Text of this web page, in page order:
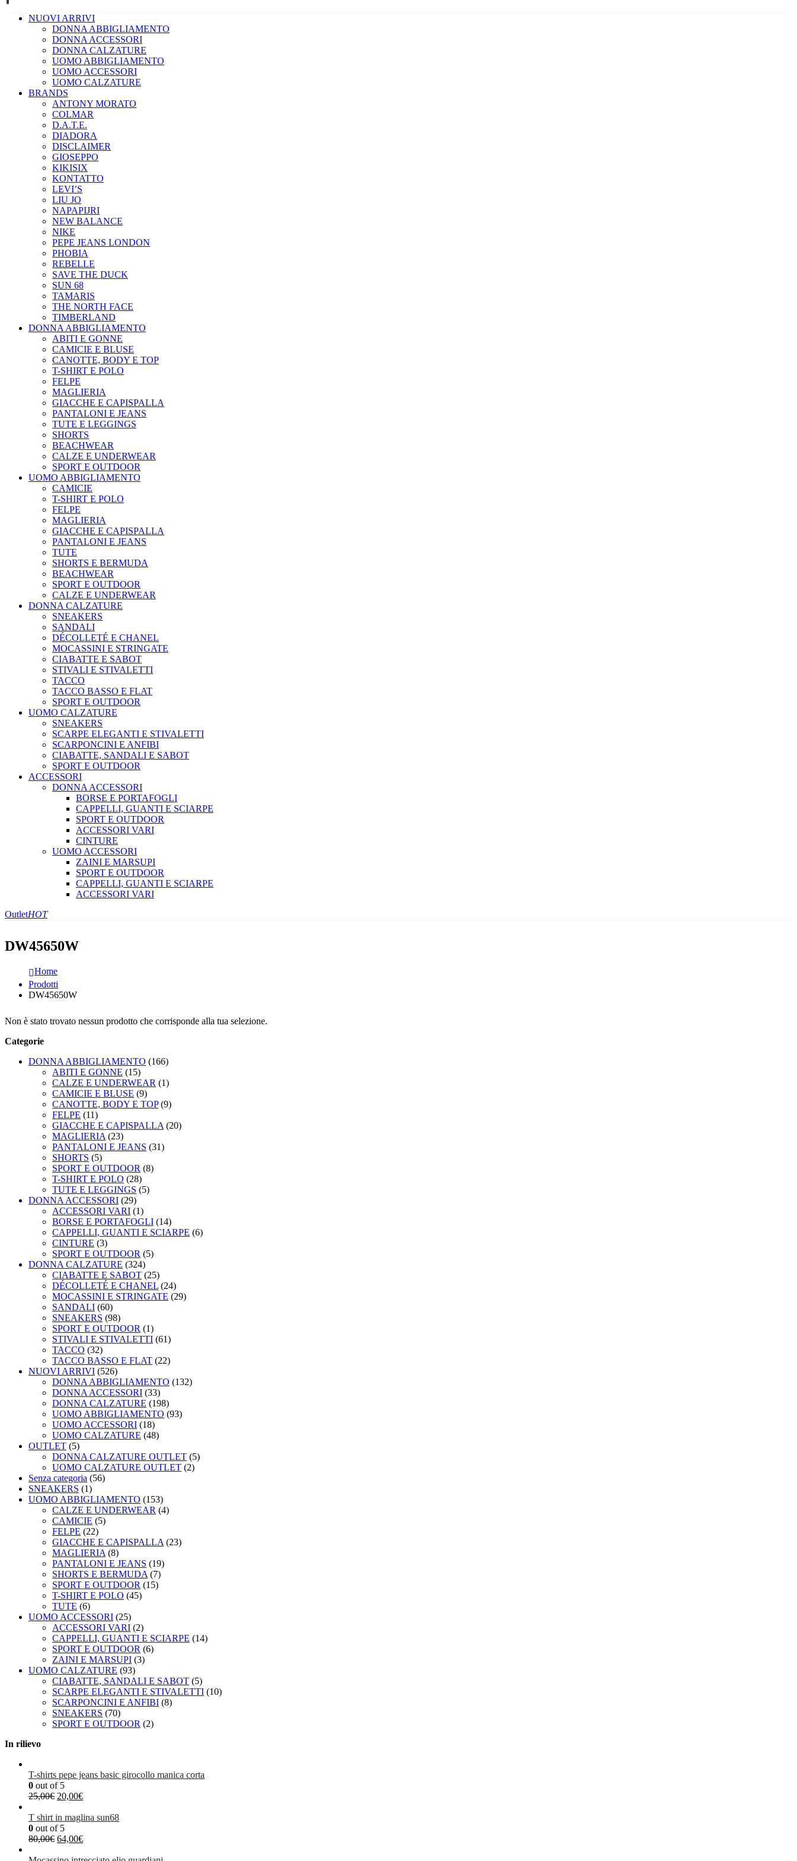
NUOVI ARRIVI
DONNA ABBIGLIAMENTO
DONNA ACCESSORI
DONNA CALZATURE
UOMO ABBIGLIAMENTO
UOMO ACCESSORI
UOMO CALZATURE
BRANDS
ANTONY MORATO
COLMAR
D.A.T.E.
DIADORA
DISCLAIMER
GIOSEPPO
KIKISIX
KONTATTO
LEVI’S
LIU JO
NAPAPIJRI
NEW BALANCE
NIKE
PEPE JEANS LONDON
PHOBIA
REBELLE
SAVE THE DUCK
SUN 68
TAMARIS
THE NORTH FACE
TIMBERLAND
DONNA ABBIGLIAMENTO
ABITI E GONNE
CAMICIE E BLUSE
CANOTTE, BODY E TOP
T-SHIRT E POLO
FELPE
MAGLIERIA
GIACCHE E CAPISPALLA
PANTALONI E JEANS
TUTE E LEGGINGS
SHORTS
BEACHWEAR
CALZE E UNDERWEAR
SPORT E OUTDOOR
UOMO ABBIGLIAMENTO
CAMICIE
T-SHIRT E POLO
FELPE
MAGLIERIA
GIACCHE E CAPISPALLA
PANTALONI E JEANS
TUTE
SHORTS E BERMUDA
BEACHWEAR
SPORT E OUTDOOR
CALZE E UNDERWEAR
DONNA CALZATURE
SNEAKERS
SANDALI
DÉCOLLETÉ E CHANEL
MOCASSINI E STRINGATE
CIABATTE E SABOT
STIVALI E STIVALETTI
TACCO
TACCO BASSO E FLAT
SPORT E OUTDOOR
UOMO CALZATURE
SNEAKERS
SCARPE ELEGANTI E STIVALETTI
SCARPONCINI E ANFIBI
CIABATTE, SANDALI E SABOT
SPORT E OUTDOOR
ACCESSORI
DONNA ACCESSORI
BORSE E PORTAFOGLI
CAPPELLI, GUANTI E SCIARPE
SPORT E OUTDOOR
ACCESSORI VARI
CINTURE
UOMO ACCESSORI
ZAINI E MARSUPI
SPORT E OUTDOOR
CAPPELLI, GUANTI E SCIARPE
ACCESSORI VARI
OutletHOT
DW45650W
Home
Prodotti
DW45650W
Non è stato trovato nessun prodotto che corrisponde alla tua selezione.
Categorie
DONNA ABBIGLIAMENTO (166)
ABITI E GONNE (15)
CALZE E UNDERWEAR (1)
CAMICIE E BLUSE (9)
CANOTTE, BODY E TOP (9)
FELPE (11)
GIACCHE E CAPISPALLA (20)
MAGLIERIA (23)
PANTALONI E JEANS (31)
SHORTS (5)
SPORT E OUTDOOR (8)
T-SHIRT E POLO (28)
TUTE E LEGGINGS (5)
DONNA ACCESSORI (29)
ACCESSORI VARI (1)
BORSE E PORTAFOGLI (14)
CAPPELLI, GUANTI E SCIARPE (6)
CINTURE (3)
SPORT E OUTDOOR (5)
DONNA CALZATURE (324)
CIABATTE E SABOT (25)
DÉCOLLETÉ E CHANEL (24)
MOCASSINI E STRINGATE (29)
SANDALI (60)
SNEAKERS (98)
SPORT E OUTDOOR (1)
STIVALI E STIVALETTI (61)
TACCO (32)
TACCO BASSO E FLAT (22)
NUOVI ARRIVI (526)
DONNA ABBIGLIAMENTO (132)
DONNA ACCESSORI (33)
DONNA CALZATURE (198)
UOMO ABBIGLIAMENTO (93)
UOMO ACCESSORI (18)
UOMO CALZATURE (48)
OUTLET (5)
DONNA CALZATURE OUTLET (5)
UOMO CALZATURE OUTLET (2)
Senza categoria (56)
SNEAKERS (1)
UOMO ABBIGLIAMENTO (153)
CALZE E UNDERWEAR (4)
CAMICIE (5)
FELPE (22)
GIACCHE E CAPISPALLA (23)
MAGLIERIA (8)
PANTALONI E JEANS (19)
SHORTS E BERMUDA (7)
SPORT E OUTDOOR (15)
T-SHIRT E POLO (45)
TUTE (6)
UOMO ACCESSORI (25)
ACCESSORI VARI (2)
CAPPELLI, GUANTI E SCIARPE (14)
SPORT E OUTDOOR (6)
ZAINI E MARSUPI (3)
UOMO CALZATURE (93)
CIABATTE, SANDALI E SABOT (5)
SCARPE ELEGANTI E STIVALETTI (10)
SCARPONCINI E ANFIBI (8)
SNEAKERS (70)
SPORT E OUTDOOR (2)
In rilievo
T-shirts pepe jeans basic girocollo manica corta
0 out of 5
25,00€ Il
originale
era:
25,00€.
20,00€Il
attuale
20,00€.
T shirt in maglina sun68
0 out of 5
80,00€ Il
64,00€Il